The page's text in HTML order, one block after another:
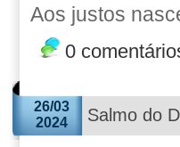
Aos justos
0
26/03
2024
Salmo do